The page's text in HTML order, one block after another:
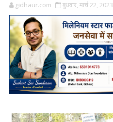
gidhaur.com बुधवार, मार्च 22, 2023